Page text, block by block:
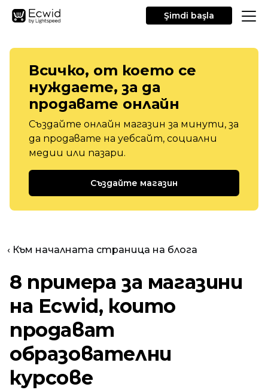
Şimdi başla
Всичко, от което се
нуждаете, за да
продавате онлайн
Създайте онлайн магазин за минути, за
да продавате на уебсайт, социални
медии или пазари.
Създайте магазин
‹ Към началната страница на блога
8 примера за магазини
на Ecwid, които
продават
образователни
курсове